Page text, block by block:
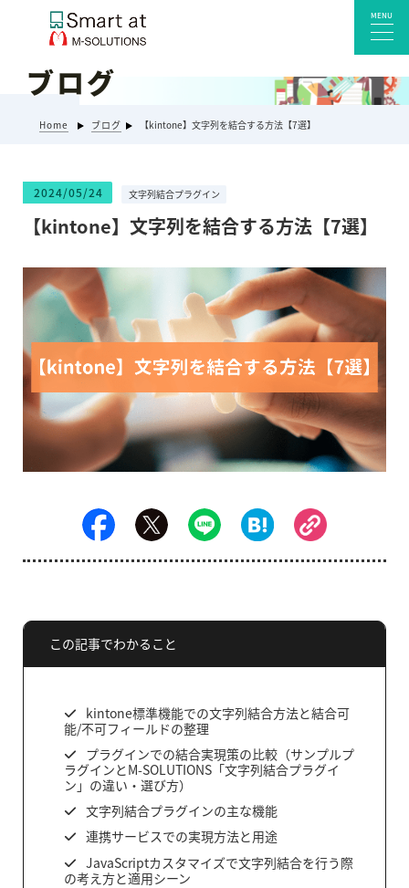
Smart at reception 店舗・施設受付
kintoneプラグイン・連携サービス
システム開発
エンタープライズ向けkintone開発
Smart at event
Smart at GATE for LINE WORKS
みやすい解析
MENU
ブログ
Home ブログ 【kintone】文字列を結合する方法【7選】
2024/05/24 文字列結合プラグイン
【kintone】文字列を結合する方法【7選】
この記事でわかること
kintone標準機能での文字列結合方法と結合可
能/不可フィールドの整理
プラグインでの結合実現策の比較（サンプルプ
ラグインとM-SOLUTIONS「文字列結合プラグイ
ン」の違い・選び方）
文字列結合プラグインの主な機能
連携サービスでの実現方法と用途
JavaScriptカスタマイズで文字列結合を行う際
の考え方と適用シーン